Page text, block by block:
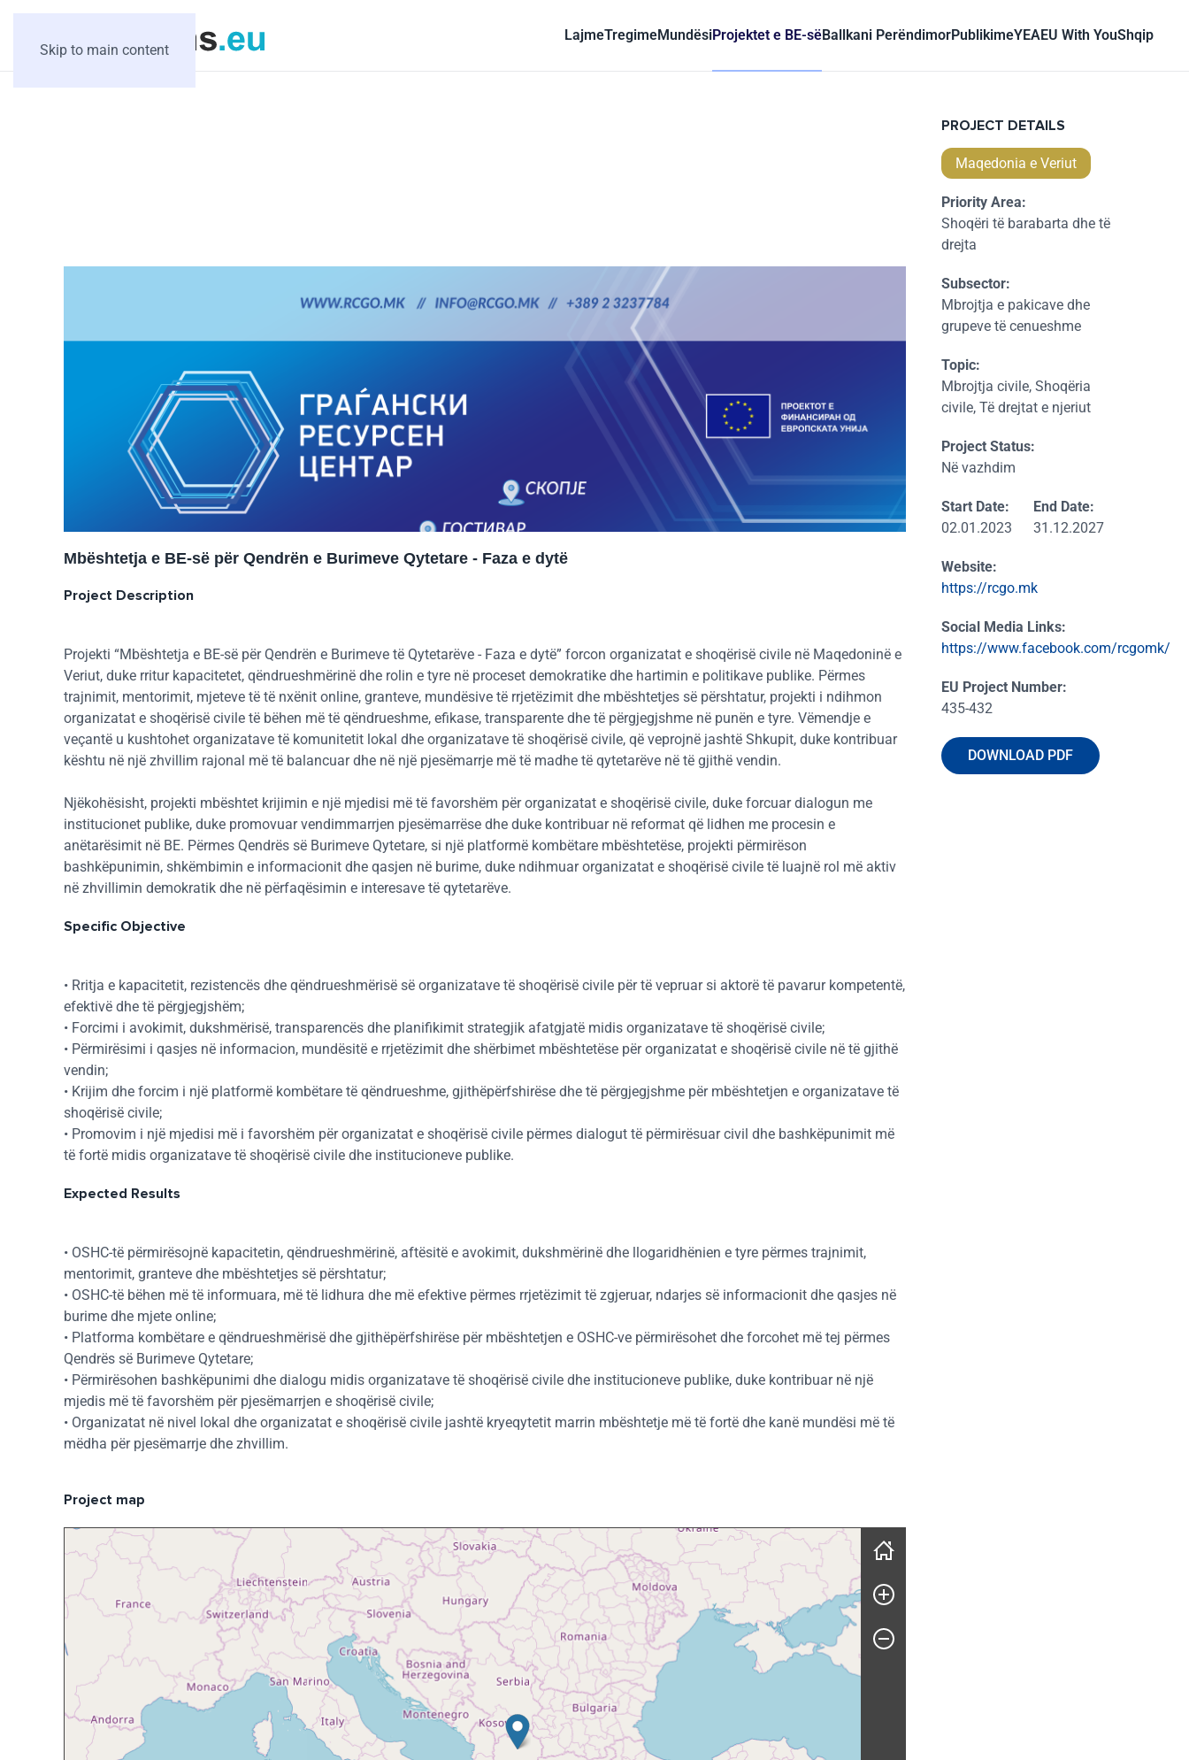
Skip to main content
LajmeTregimeMundësiProjektet e BE-sëBallkani PerëndimorPublikimeYEAEU With YouShqip
Mbështetja e BE-së për Qendrën e Burimeve Qytetare - Faza e dytë
Project Description
Projekti “Mbështetja e BE-së për Qendrën e Burimeve të Qytetarëve - Faza e dytë” forcon organizatat e shoqërisë civile në Maqedoninë e
Veriut, duke rritur kapacitetet, qëndrueshmërinë dhe rolin e tyre në proceset demokratike dhe hartimin e politikave publike. Përmes
trajnimit, mentorimit, mjeteve të të nxënit online, granteve, mundësive të rrjetëzimit dhe mbështetjes së përshtatur, projekti i ndihmon
organizatat e shoqërisë civile të bëhen më të qëndrueshme, efikase, transparente dhe të përgjegjshme në punën e tyre. Vëmendje e
veçantë u kushtohet organizatave të komunitetit lokal dhe organizatave të shoqërisë civile, që veprojnë jashtë Shkupit, duke kontribuar
kështu në një zhvillim rajonal më të balancuar dhe në një pjesëmarrje më të madhe të qytetarëve në të gjithë vendin.
Njëkohësisht, projekti mbështet krijimin e një mjedisi më të favorshëm për organizatat e shoqërisë civile, duke forcuar dialogun me
institucionet publike, duke promovuar vendimmarrjen pjesëmarrëse dhe duke kontribuar në reformat që lidhen me procesin e
anëtarësimit në BE. Përmes Qendrës së Burimeve Qytetare, si një platformë kombëtare mbështetëse, projekti përmirëson
bashkëpunimin, shkëmbimin e informacionit dhe qasjen në burime, duke ndihmuar organizatat e shoqërisë civile të luajnë rol më aktiv
në zhvillimin demokratik dhe në përfaqësimin e interesave të qytetarëve.
Specific Objective
• Rritja e kapacitetit, rezistencës dhe qëndrueshmërisë së organizatave të shoqërisë civile për të vepruar si aktorë të pavarur kompetentë,
efektivë dhe të përgjegjshëm;
• Forcimi i avokimit, dukshmërisë, transparencës dhe planifikimit strategjik afatgjatë midis organizatave të shoqërisë civile;
• Përmirësimi i qasjes në informacion, mundësitë e rrjetëzimit dhe shërbimet mbështetëse për organizatat e shoqërisë civile në të gjithë
vendin;
• Krijim dhe forcim i një platformë kombëtare të qëndrueshme, gjithëpërfshirëse dhe të përgjegjshme për mbështetjen e organizatave të
shoqërisë civile;
• Promovim i një mjedisi më i favorshëm për organizatat e shoqërisë civile përmes dialogut të përmirësuar civil dhe bashkëpunimit më
të fortë midis organizatave të shoqërisë civile dhe institucioneve publike.
Expected Results
• OSHC-të përmirësojnë kapacitetin, qëndrueshmërinë, aftësitë e avokimit, dukshmërinë dhe llogaridhënien e tyre përmes trajnimit,
mentorimit, granteve dhe mbështetjes së përshtatur;
• OSHC-të bëhen më të informuara, më të lidhura dhe më efektive përmes rrjetëzimit të zgjeruar, ndarjes së informacionit dhe qasjes në
burime dhe mjete online;
• Platforma kombëtare e qëndrueshmërisë dhe gjithëpërfshirëse për mbështetjen e OSHC-ve përmirësohet dhe forcohet më tej përmes
Qendrës së Burimeve Qytetare;
• Përmirësohen bashkëpunimi dhe dialogu midis organizatave të shoqërisë civile dhe institucioneve publike, duke kontribuar në një
mjedis më të favorshëm për pjesëmarrjen e shoqërisë civile;
• Organizatat në nivel lokal dhe organizatat e shoqërisë civile jashtë kryeqytetit marrin mbështetje më të fortë dhe kanë mundësi më të
mëdha për pjesëmarrje dhe zhvillim.
Project map
Skip map
Reset
Zoom in
Zoom out
PROJECT DETAILS
Maqedonia e Veriut
Priority Area:
Shoqëri të barabarta dhe të
drejta
Subsector:
Mbrojtja e pakicave dhe
grupeve të cenueshme
Topic:
Mbrojtja civile, Shoqëria
civile, Të drejtat e njeriut
Project Status:
Në vazhdim
Start Date:
02.01.2023
End Date:
31.12.2027
Website:
https://rcgo.mk
Social Media Links:
https://www.facebook.com/rcgomk/
EU Project Number:
435-432
DOWNLOAD PDF